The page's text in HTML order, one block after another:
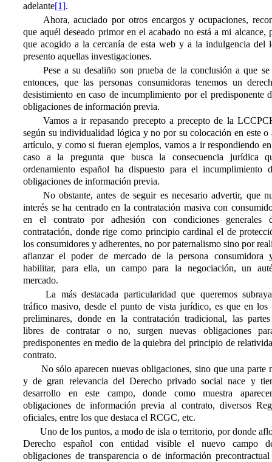
adelante[1].
Ahora, acuciado por otros encargos y ocupaciones,
que aquél deseado primor en el acabado no está a mi alcance,
que acogido a la cercanía de esta web y a la indulgencia del
presento aquellas investigaciones.
Pese a su desaliño son prueba de la conclusión a que
entonces, que las personas consumidoras tenemos un
desistimiento en caso de incumplimiento por el predisponente
obligaciones de información previa.
Vamos a ir repasando precepto a precepto de la
según su individualidad lógica y no por su colocación en este o
artículo, y como si fueran ejemplos, vamos a ir respondiendo
caso a la pregunta que busca la consecuencia jurídica
ordenamiento español ha dispuesto para el incumplimiento
obligaciones de información previa.
No obstante, antes de seguir es necesario advertir, que
interés se ha centrado en la contratación masiva con
en el contrato por adhesión con condiciones generales
contratación, donde rige como principio cardinal el de
los consumidores y adherentes, no por paternalismo sino por
afianzar el poder de mercado de la persona consumidora
habilitar, para ella, un campo para la negociación, un
mercado.
La más destacada particularidad que queremos
tráfico masivo, desde el punto de vista jurídico, es que en los
preliminares, donde en la contratación tradicional, las
libres de contratar o no, surgen nuevas obligaciones
predisponentes en medio de la quiebra del principio de
contrato.
No sólo aparecen nuevas obligaciones, sino que una parte
y de gran relevancia del Derecho privado social nace y
desarrollo en este campo, donde como muestra
obligaciones de información previa al contrato, diversos
oficiales, entre los que destaca el RCGC, etc.
Uno de los puntos, a modo de isla o territorio, por donde
Derecho español con entidad visible el nuevo campo
obligaciones de transparencia o de información